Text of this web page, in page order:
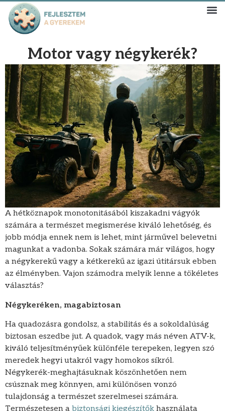
Motor vagy négykerék?
A hétköznapok monotonitásából kiszakadni vágyók
számára a természet megismerése kiváló lehetőség, és
jobb módja ennek nem is lehet, mint járművel belevetni
magunkat a vadonba. Sokak számára már világos, hogy
a négykerekű vagy a kétkerekű az igazi útitársuk ebben
az élményben. Vajon számodra melyik lenne a tökéletes
választás?
Négykeréken, magabiztosan
Ha quadozásra gondolsz, a stabilitás és a sokoldalúság
biztosan eszedbe jut. A quadok, vagy más néven ATV-k,
kiváló teljesítményűek különféle terepeken, legyen szó
meredek hegyi utakról vagy homokos síkról.
Négykerék-meghajtásuknak köszönhetően nem
csúsznak meg könnyen, ami különösen vonzó
tulajdonság a természet szerelmesei számára.
Természetesen a biztonsági kiegészítők használata